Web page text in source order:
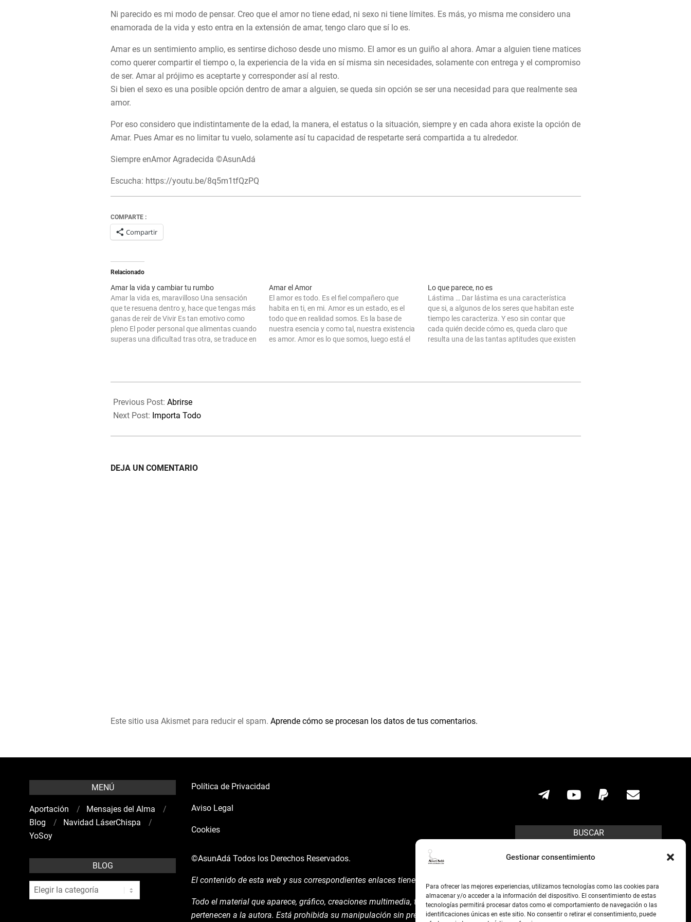
Gestionar consentimiento
Para ofrecer las mejores experiencias, utilizamos tecnologías como las cookies para
almacenar y/o acceder a la información del dispositivo. El consentimiento de estas
tecnologías permitirá procesar datos como el comportamiento de navegación o las
identificaciones únicas en este sitio. No consentir o retirar el consentimiento, puede
Ni parecido es mi modo de pensar. Creo que el amor no tiene edad, ni sexo ni tiene límites. Es más, yo misma me considero una
enamorada de la vida y esto entra en la extensión de amar, tengo claro que sí lo es.
Amar es un sentimiento amplio, es sentirse dichoso desde uno mismo. El amor es un guiño al ahora. Amar a alguien tiene matices
como querer compartir el tiempo o, la experiencia de la vida en sí misma sin necesidades, solamente con entrega y el compromiso
de ser. Amar al prójimo es aceptarte y corresponder así al resto.
Si bien el sexo es una posible opción dentro de amar a alguien, se queda sin opción se ser una necesidad para que realmente sea
amor.
Por eso considero que indistintamente de la edad, la manera, el estatus o la situación, siempre y en cada ahora existe la opción de
Amar. Pues Amar es no limitar tu vuelo, solamente así tu capacidad de respetarte será compartida a tu alrededor.
Siempre enAmor Agradecida ©AsunAdá
Escucha: https://youtu.be/8q5m1tfQzPQ
COMPARTE :
Compartir
Relacionado
Amar la vida y cambiar tu rumbo
Amar la vida es, maravilloso Una sensación
que te resuena dentro y, hace que tengas más
ganas de reír de Vivir Es tan emotivo como
pleno El poder personal que alimentas cuando
superas una dificultad tras otra, se traduce en
Amar el Amor
El amor es todo. Es el fiel compañero que
habita en ti, en mi. Amor es un estado, es el
todo que en realidad somos. Es la base de
nuestra esencia y como tal, nuestra existencia
es amor. Amor es lo que somos, luego está el
Lo que parece, no es
Lástima … Dar lástima es una característica
que si, a algunos de los seres que habitan este
tiempo les caracteriza. Y eso sin contar que
cada quién decide cómo es, queda claro que
resulta una de las tantas aptitudes que existen
11-
25
Previous Post: Abrirse
Next Post: Importa Todo
DEJA UN COMENTARIO
Este sitio usa Akismet para reducir el spam. Aprende cómo se procesan los datos de tus comentarios.
MENÚ
Aportación
Mensajes del Alma
Blog
Navidad LáserChispa
YoSoy
BLOG
blog
Política de Privacidad
Aviso Legal
Cookies
©AsunAdá Todos los Derechos Reservados.
El contenido de esta web y sus correspondientes enlaces tienen un uso explícito.
Todo el material que aparece, gráfico, creaciones multimedia, texto y demás posibles,
pertenecen a la autora. Está prohibida su manipulación sin previo aviso expreso de la
BUSCAR
Search